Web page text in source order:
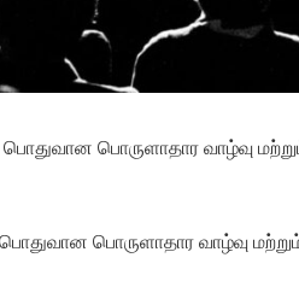
பொதுவான பொருளாதார வாழ்வு
பொருளாதார வாழ்வு